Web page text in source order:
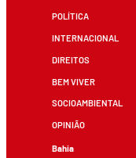
POLÍTICA
INTERNACIONAL
DIREITOS
BEM VIVER
SOCIOAMBIENTAL
OPINIÃO
Bahia